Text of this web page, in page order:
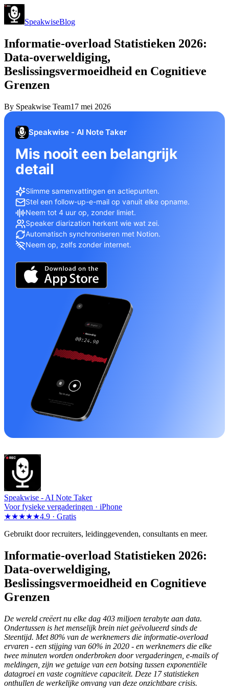
SpeakwiseBlog
Informatie-overload Statistieken 2026:
Data-overweldiging,
Beslissingsvermoeidheid en Cognitieve
Grenzen
By Speakwise Team17 mei 2026
Speakwise - AI Note Taker
Mis nooit een belangrijk
detail
Slimme samenvattingen en actiepunten.
Stel een follow-up-e-mail op vanuit elke opname.
Neem tot 4 uur op, zonder limiet.
Speaker diarization herkent wie wat zei.
Automatisch synchroniseren met Notion.
Neem op, zelfs zonder internet.
Speakwise - AI Note Taker
Voor fysieke vergaderingen · iPhone
★★★★★4.9 · Gratis
Gebruikt door recruiters, leidinggevenden, consultants en meer.
Informatie-overload Statistieken 2026:
Data-overweldiging,
Beslissingsvermoeidheid en Cognitieve
Grenzen
De wereld creëert nu elke dag 403 miljoen terabyte aan data.
Ondertussen is het menselijk brein niet geëvolueerd sinds de
Steentijd. Met 80% van de werknemers die informatie-overload
ervaren - een stijging van 60% in 2020 - en werknemers die elke
twee minuten worden onderbroken door vergaderingen, e-mails of
meldingen, zijn we getuige van een botsing tussen exponentiële
datagroei en vaste cognitieve capaciteit. Deze 17 statistieken
onthullen de werkelijke omvang van deze onzichtbare crisis.